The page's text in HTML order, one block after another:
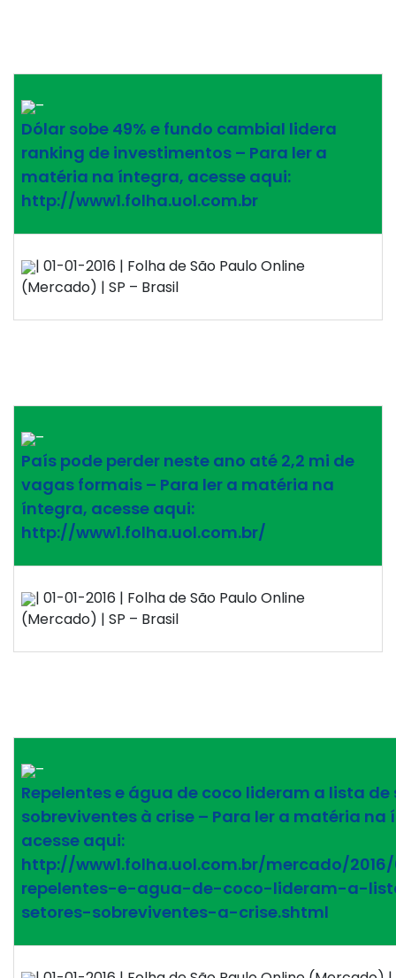
–
Dólar sobe 49% e fundo cambial lidera
ranking de investimentos – Para ler a
matéria na íntegra, acesse aqui:
http://www1.folha.uol.com.br
| 01-01-2016 | Folha de São Paulo Online
(Mercado) | SP – Brasil
–
País pode perder neste ano até 2,2 mi de
vagas formais – Para ler a matéria na
íntegra, acesse aqui:
http://www1.folha.uol.com.br/
| 01-01-2016 | Folha de São Paulo Online
(Mercado) | SP – Brasil
–
Repelentes e água de coco lideram a lista de
sobreviventes à crise – Para ler a matéria na
acesse aqui:
http://www1.folha.uol.com.br/mercado/2016/
repelentes-e-agua-de-coco-lideram-a-
setores-sobreviventes-a-crise.shtml